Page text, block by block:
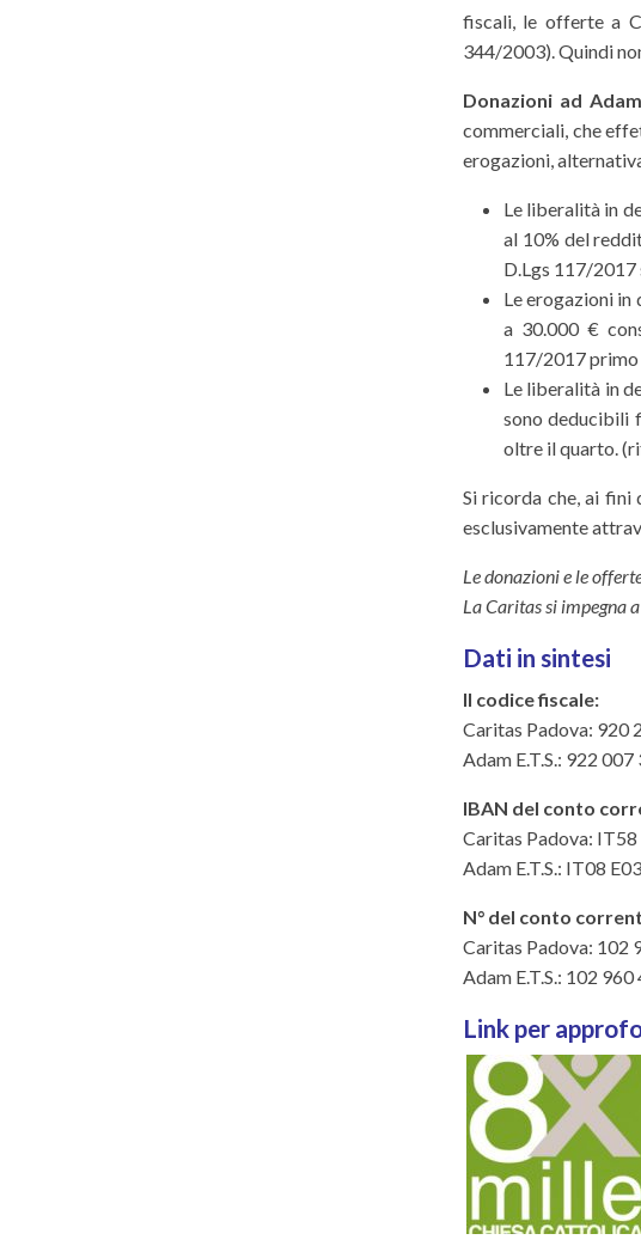
fiscali, le offerte a
344/2003). Quindi
Donazioni ad Adam
commerciali, che
erogazioni,
Le liberalità in
al 10% del
D.Lgs 117/2017
Le erogazioni in
a 30.000 €
117/2017 primo
Le liberalità in
sono deducibili
oltre il quarto.
Si ricorda che, ai fini
esclusivamente
Le donazioni e le
La Caritas si impegna
Dati in sintesi
Il codice fiscale:
Caritas Padova: 920
Adam E.T.S.: 922 007
IBAN del conto
Caritas Padova:
Adam E.T.S.: IT08
N° del conto
Caritas Padova: 102
Adam E.T.S.: 102 960
Link per